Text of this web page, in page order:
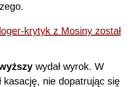
krytyk z Mosiny został
wydał wyrok. W
kasację, nie dopatrując się